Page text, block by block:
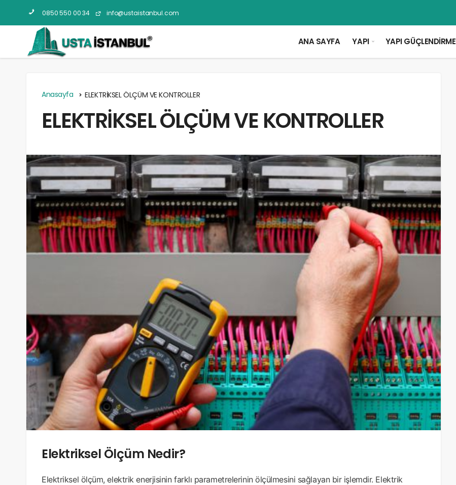
0850 550 00 34 info@ustaistanbul.com
ANA SAYFA YAPI YAPI GÜÇLENDİRME
Anasayfa ELEKTRİKSEL ÖLÇÜM VE KONTROLLER
ELEKTRİKSEL ÖLÇÜM VE KONTROLLER
Elektriksel Ölçüm Nedir?
Elektriksel ölçüm, elektrik enerjisinin farklı parametrelerinin ölçülmesini sağlayan bir işlemdir. Elektrik